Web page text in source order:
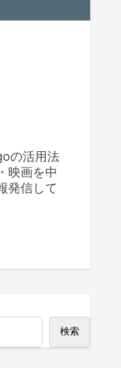
の活用法
映画を中
発信して
検索